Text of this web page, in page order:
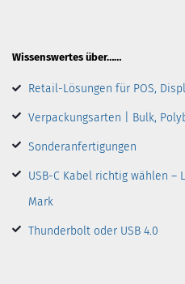
Wissenswertes über……
Retail-Lösungen für POS,
Verpackungsarten | Bulk,
Sonderanfertigungen
USB-C Kabel richtig wählen –
Mark
Thunderbolt oder USB 4.0